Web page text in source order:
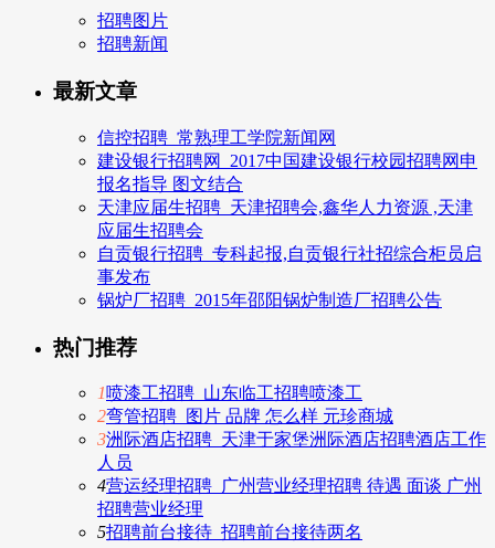
招聘图片
招聘新闻
最新文章
信控招聘_常熟理工学院新闻网
建设银行招聘网_2017中国建设银行校园招聘网申
报名指导 图文结合
天津应届生招聘_天津招聘会,鑫华人力资源 ,天津
应届生招聘会
自贡银行招聘_专科起报,自贡银行社招综合柜员启
事发布
锅炉厂招聘_2015年邵阳锅炉制造厂招聘公告
热门推荐
1喷漆工招聘_山东临工招聘喷漆工
2弯管招聘_图片 品牌 怎么样 元珍商城
3洲际酒店招聘_天津于家堡洲际酒店招聘酒店工作
人员
4营运经理招聘_广州营业经理招聘 待遇 面谈 广州
招聘营业经理
5招聘前台接待_招聘前台接待两名